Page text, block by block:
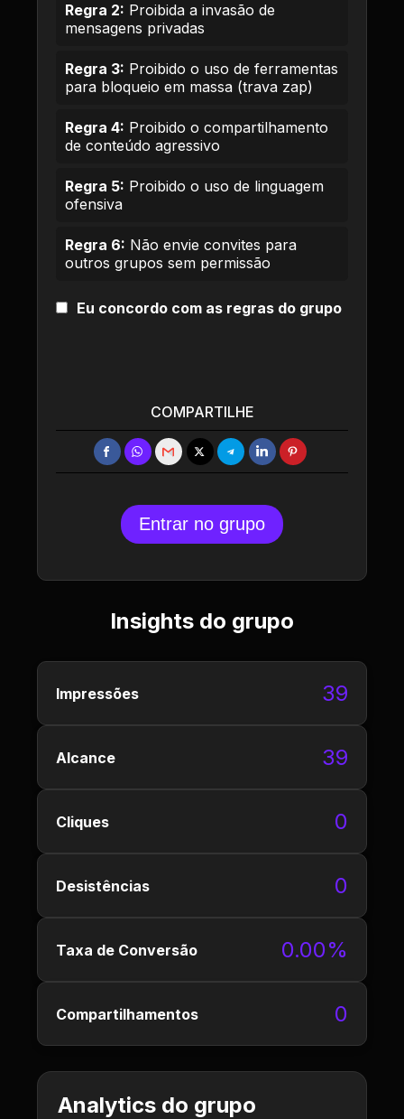
Regra 2: Proibida a invasão de
mensagens privadas
Regra 3: Proibido o uso de ferramentas
para bloqueio em massa (trava zap)
Regra 4: Proibido o compartilhamento
de conteúdo agressivo
Regra 5: Proibido o uso de linguagem
ofensiva
Regra 6: Não envie convites para
outros grupos sem permissão
Eu concordo com as regras do grupo
COMPARTILHE
Entrar no grupo
Insights do grupo
Impressões 39
Alcance 39
Cliques 0
Desistências 0
Taxa de Conversão 0.00%
Compartilhamentos 0
Analytics do grupo